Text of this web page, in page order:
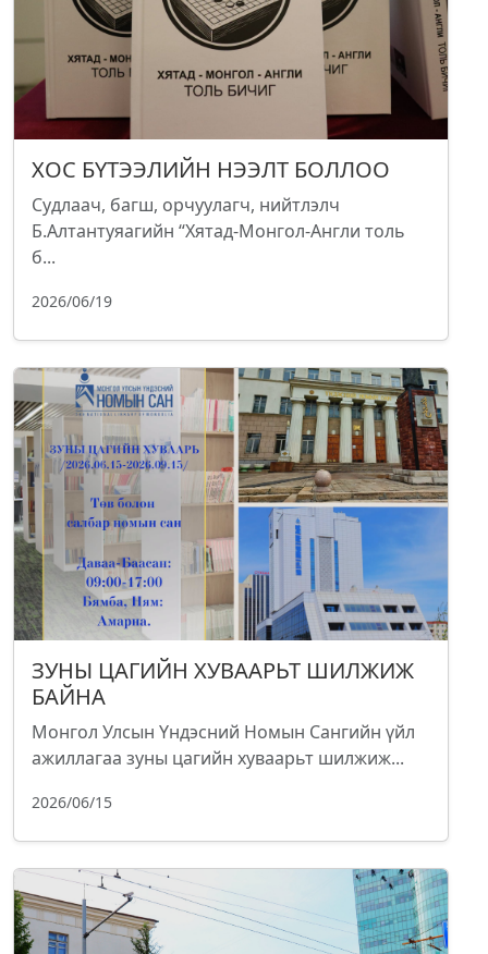
ХОС БҮТЭЭЛИЙН НЭЭЛТ БОЛЛОО
Судлаач, багш, орчуулагч, нийтлэлч
Б.Алтантуяагийн “Хятад-Монгол-Англи толь
б...
2026/06/19
ЗУНЫ ЦАГИЙН ХУВААРЬТ ШИЛЖИЖ
БАЙНА
Монгол Улсын Үндэсний Номын Сангийн үйл
ажиллагаа зуны цагийн хуваарьт шилжиж...
2026/06/15